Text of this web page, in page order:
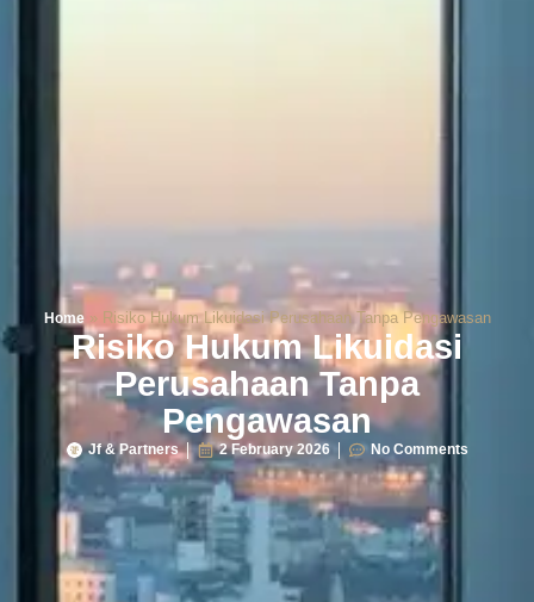
Home» Risiko Hukum Likuidasi Perusahaan Tanpa Pengawasan
Risiko Hukum Likuidasi
Perusahaan Tanpa
Pengawasan
Jf & Partners 2 February 2026 No Comments